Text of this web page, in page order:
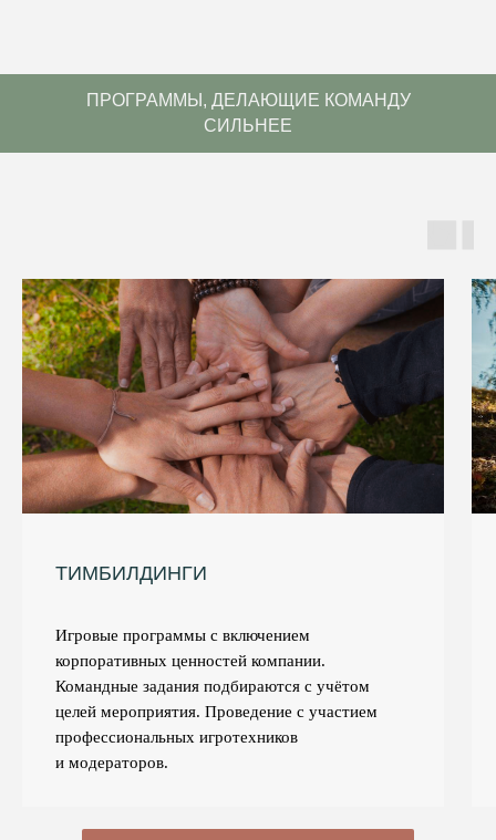
ПРОГРАММЫ, ДЕЛАЮЩИЕ КОМАНДУ
СИЛЬНЕЕ
ТИМБИЛДИНГИ
Игровые программы с включением
корпоративных ценностей компании.
Командные задания подбираются с учётом
целей мероприятия. Проведение с участием
профессиональных игротехников
и модераторов.